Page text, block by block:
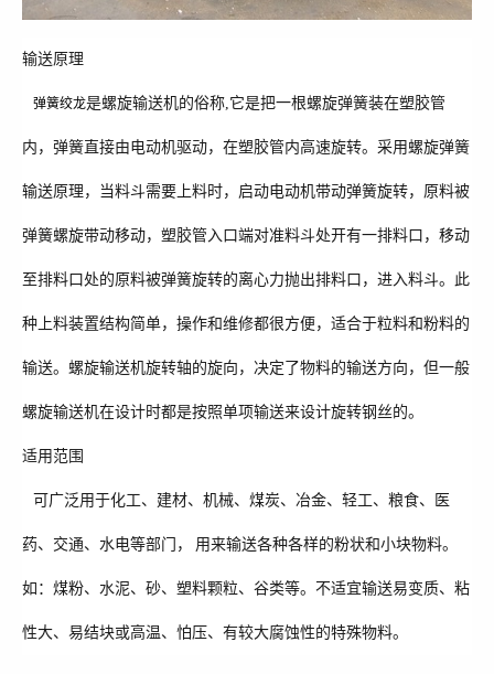
输送原理
弹簧绞龙是螺旋输送机的俗称,它是把一根螺旋弹簧装在塑胶管
内，弹簧直接由电动机驱动，在塑胶管内高速旋转。采用螺旋弹簧
输送原理，当料斗需要上料时，启动电动机带动弹簧旋转，原料被
弹簧螺旋带动移动，塑胶管入口端对准料斗处开有一排料口，移动
至排料口处的原料被弹簧旋转的离心力抛出排料口，进入料斗。此
种上料装置结构简单，操作和维修都很方便，适合于粒料和粉料的
输送。螺旋输送机旋转轴的旋向，决定了物料的输送方向，但一般
螺旋输送机在设计时都是按照单项输送来设计旋转钢丝的。
适用范围
可广泛用于化工、建材、机械、煤炭、冶金、轻工、粮食、医
药、交通、水电等部门， 用来输送各种各样的粉状和小块物料。
如：煤粉、水泥、砂、塑料颗粒、谷类等。不适宜输送易变质、粘
性大、易结块或高温、怕压、有较大腐蚀性的特殊物料。